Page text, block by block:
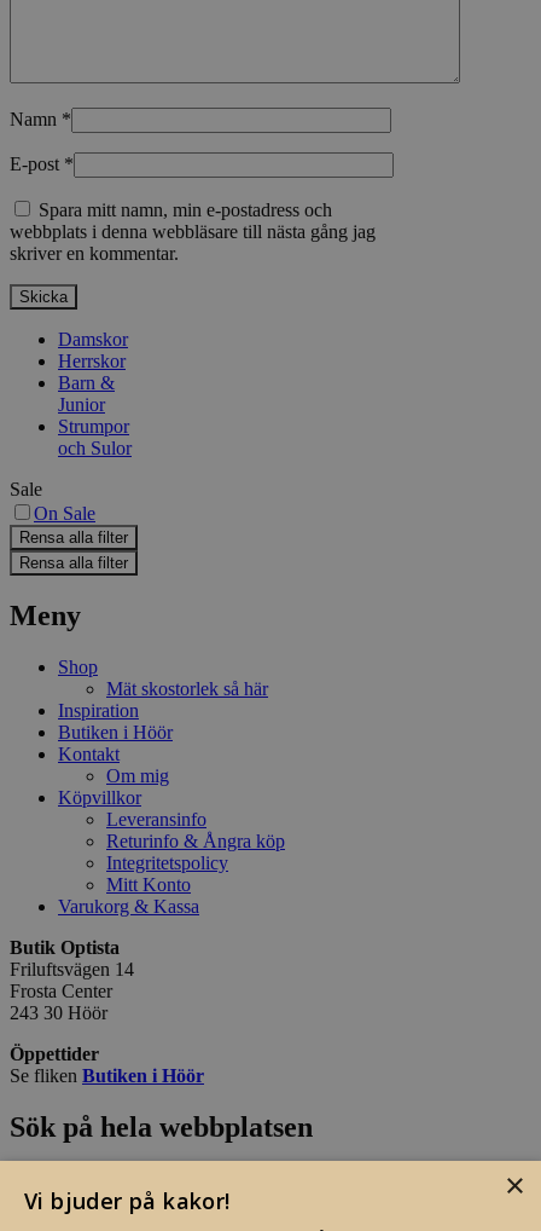
Namn *
E-post *
Spara mitt namn, min e-postadress och
webbplats i denna webbläsare till nästa gång jag
skriver en kommentar.
Damskor
Herrskor
Barn &
Junior
Strumpor
och Sulor
Sale
On Sale
Rensa alla filter
Rensa alla filter
Meny
Shop
Mät skostorlek så här
Inspiration
Butiken i Höör
Kontakt
Om mig
Köpvillkor
Leveransinfo
Returinfo & Ångra köp
Integritetspolicy
Mitt Konto
Varukorg & Kassa
Butik Optista
Friluftsvägen 14
Frosta Center
243 30 Höör
Öppettider
Se fliken Butiken i Höör
Sök på hela webbplatsen
efter:
×
Vi bjuder på kakor!